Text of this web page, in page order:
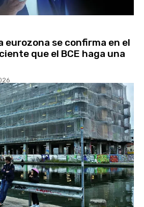
eurozona se confirma en el
que el BCE haga una